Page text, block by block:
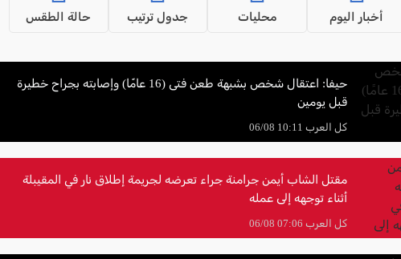
أخبار اليوم محليات جدول ترتيب حالة الطقس
حيفا: اعتقال شخص بشبهة طعن فتى (16 عامًا) وإصابته بجراح خطيرة
قبل يومين
كل العرب 10:11 06/08
مقتل الشاب أيمن جرامنة جراء تعرضه لجريمة إطلاق نار في المقيبلة
أثناء توجهه إلى عمله
كل العرب 07:06 06/08